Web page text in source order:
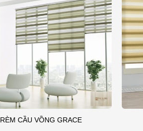
RÈM CẦU VỒNG GRACE